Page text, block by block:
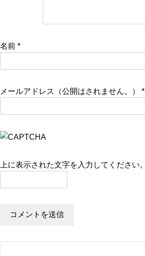
名前 *
メールアドレス（公開はされません。） *
上に表示された文字を入力してください。